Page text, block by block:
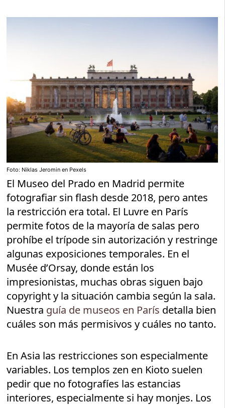
Foto: Niklas Jeromin en Pexels
El Museo del Prado en Madrid permite
fotografiar sin flash desde 2018, pero antes
la restricción era total. El Luvre en París
permite fotos de la mayoría de salas pero
prohíbe el trípode sin autorización y restringe
algunas exposiciones temporales. En el
Musée d’Orsay, donde están los
impresionistas, muchas obras siguen bajo
copyright y la situación cambia según la sala.
Nuestra guía de museos en París detalla bien
cuáles son más permisivos y cuáles no tanto.
En Asia las restricciones son especialmente
variables. Los templos zen en Kioto suelen
pedir que no fotografíes las estancias
interiores, especialmente si hay monjes. Los